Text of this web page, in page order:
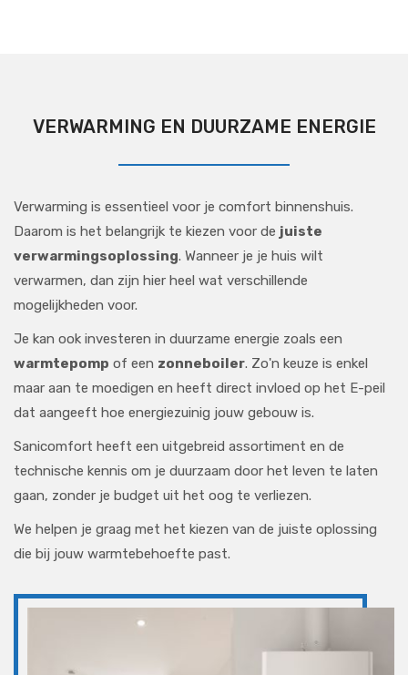
VERWARMING EN DUURZAME ENERGIE
Verwarming is essentieel voor je comfort binnenshuis.
Daarom is het belangrijk te kiezen voor de juiste
verwarmingsoplossing. Wanneer je je huis wilt
verwarmen, dan zijn hier heel wat verschillende
mogelijkheden voor.
Je kan ook investeren in duurzame energie zoals een
warmtepomp of een zonneboiler. Zo'n keuze is enkel
maar aan te moedigen en heeft direct invloed op het E-peil
dat aangeeft hoe energiezuinig jouw gebouw is.
Sanicomfort heeft een uitgebreid assortiment en de
technische kennis om je duurzaam door het leven te laten
gaan, zonder je budget uit het oog te verliezen.
We helpen je graag met het kiezen van de juiste oplossing
die bij jouw warmtebehoefte past.